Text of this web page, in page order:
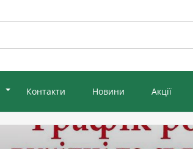
Контакти Новини Акції